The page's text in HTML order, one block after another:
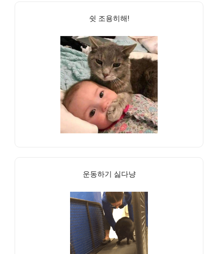
쉿 조용히해!
운동하기 싫다냥